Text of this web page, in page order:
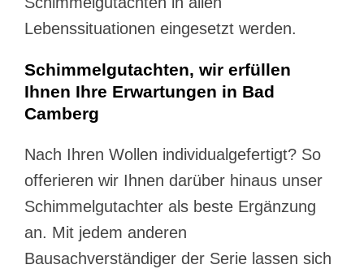
Lebenssituationen eingesetzt werden.
Schimmelgutachten, wir erfüllen
Ihnen Ihre Erwartungen in Bad
Camberg
Nach Ihren Wollen individualgefertigt? So
offerieren wir Ihnen darüber hinaus unser
Schimmelgutachter als beste Ergänzung
an. Mit jedem anderen
Bausachverständiger der Serie lassen sich